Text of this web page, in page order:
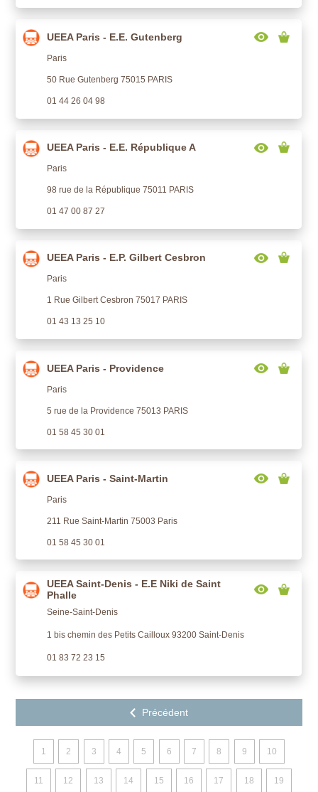
UEEA Paris - E.E. Gutenberg
Paris
50 Rue Gutenberg 75015 PARIS
01 44 26 04 98
UEEA Paris - E.E. République A
Paris
98 rue de la République 75011 PARIS
01 47 00 87 27
UEEA Paris - E.P. Gilbert Cesbron
Paris
1 Rue Gilbert Cesbron 75017 PARIS
01 43 13 25 10
UEEA Paris - Providence
Paris
5 rue de la Providence 75013 PARIS
01 58 45 30 01
UEEA Paris - Saint-Martin
Paris
211 Rue Saint-Martin 75003 Paris
01 58 45 30 01
UEEA Saint-Denis - E.E Niki de Saint
Phalle
Seine-Saint-Denis
1 bis chemin des Petits Cailloux 93200 Saint-Denis
01 83 72 23 15
1 2 3 4 5 6 7 8 9 10
11 12 13 14 15 16 17 18 19